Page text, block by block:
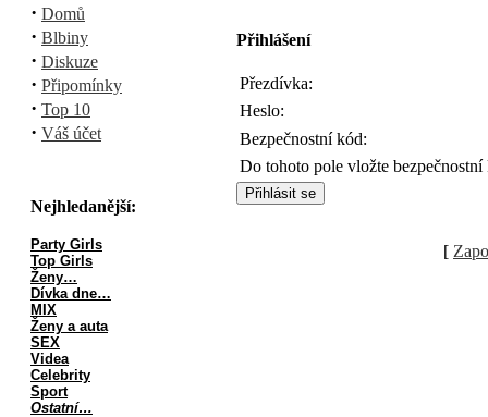
· Domů
· Blbiny
· Diskuze
· Připomínky
· Top 10
· Váš účet
Nejhledanější:
Party Girls
Top Girls
Ženy…
Dívka dne…
MIX
Ženy a auta
SEX
Videa
Celebrity
Sport
Ostatní…
Přihlášení
Přezdívka:
Heslo:
Bezpečnostní kód:
Do tohoto pole vložte bezpečnostní
[